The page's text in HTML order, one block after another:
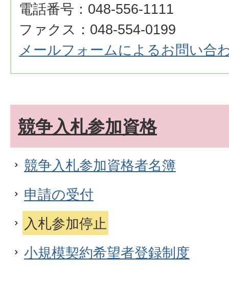
電話番号：048-556-1111
ファクス：048-554-0199
メールフォームによるお問い合
競争入札参加資格
競争入札参加資格者名簿
申請の受付
入札参加停止
小規模契約希望者登録制度